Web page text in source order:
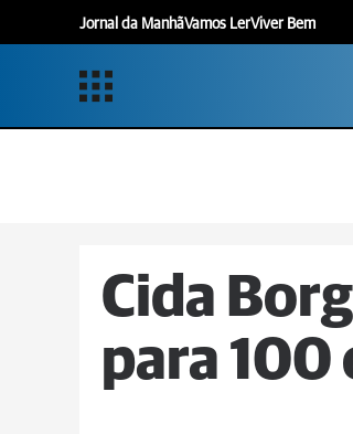
Jornal da ManhãVamos LerViver Bem
Cida
para 100